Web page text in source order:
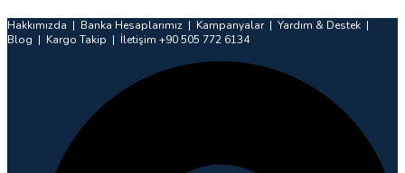
atla
Hakkımızda | Banka Hesaplarımız | Kampanyalar | Yardım & Destek |
Blog | Kargo Takip | İletişim +90 505 772 6134